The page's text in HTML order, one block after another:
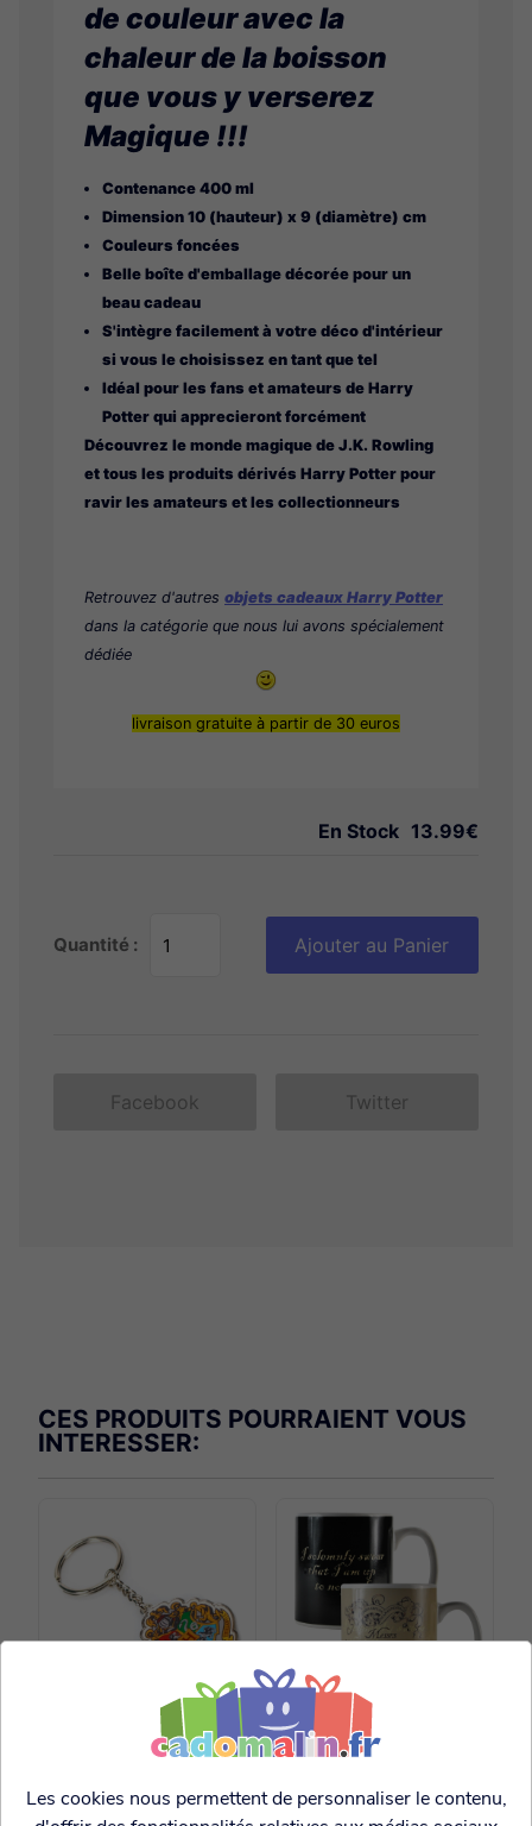
de couleur avec la
chaleur de la boisson
que vous y verserez
Magique !!!
Contenance 400 ml
Dimension 10 (hauteur) x 9 (diamètre) cm
Couleurs foncées
Belle boîte d'emballage décorée pour un
beau cadeau
S'intègre facilement à votre déco d'intérieur
si vous le choisissez en tant que tel
Idéal pour les fans et amateurs de Harry
Potter qui apprecieront forcément
Découvrez le monde magique de J.K. Rowling
et tous les produits dérivés Harry Potter pour
ravir les amateurs et les collectionneurs
Retrouvez d'autresobjets cadeaux Harry Potter
dans la catégorie que nous lui avons spécialement
dédiée
livraison gratuite à partir de 30 euros
En Stock 13.99€
Quantité : Ajouter au Panier
Facebook Twitter
CES PRODUITS POURRAIENT VOUS
INTERESSER:
Porte Clés Hogwards
Mug Thermo-réactif
Les cookies nous permettent de personnaliser le contenu,